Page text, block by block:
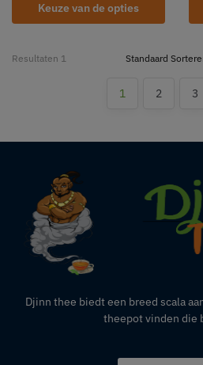
Keuze van de opties
Resultaten 1
1 2 3
Djinn thee biedt een breed scala
theepot vinden die